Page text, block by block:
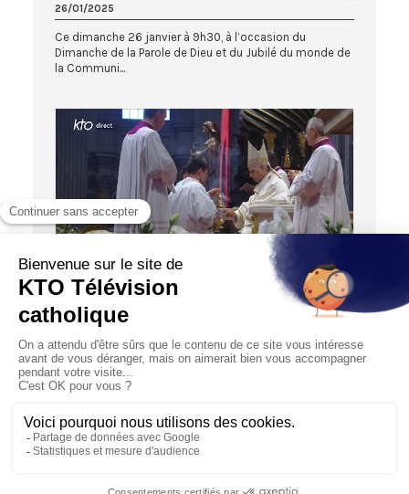
26/01/2025
Ce dimanche 26 janvier à 9h30, à l’occasion du
Dimanche de la Parole de Dieu et du Jubilé du monde de
la Communi...
JUBILÉ 2025
Messe du Jubilé du Sport | #Jubilé2025
15/06/2025
Ce dimanche 15 juin à 10h00, KTO retransmet en direct
de la place Saint-Pierre la messe de clôture du Jubilé